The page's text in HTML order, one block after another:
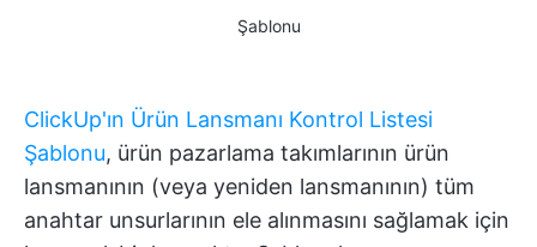
Şablonu
ClickUp'ın Ürün Lansmanı Kontrol Listesi
Şablonu, ürün pazarlama takımlarının ürün
lansmanının (veya yeniden lansmanının) tüm
anahtar unsurlarının ele alınmasını sağlamak için